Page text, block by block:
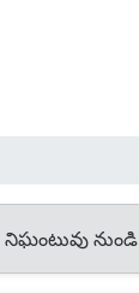
నుండి